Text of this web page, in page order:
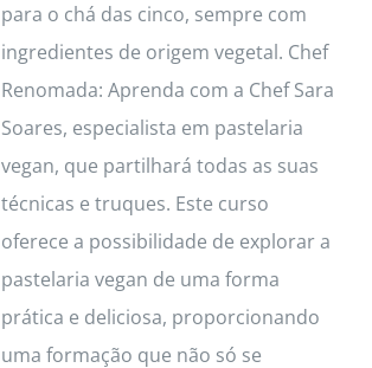
para o chá das cinco, sempre com
ingredientes de origem vegetal. Chef
Renomada: Aprenda com a Chef Sara
Soares, especialista em pastelaria
vegan, que partilhará todas as suas
técnicas e truques. Este curso
oferece a possibilidade de explorar a
pastelaria vegan de uma forma
prática e deliciosa, proporcionando
uma formação que não só se